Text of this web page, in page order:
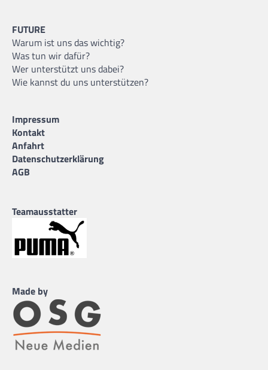
FUTURE
Warum ist uns das wichtig?
Was tun wir dafür?
Wer unterstützt uns dabei?
Wie kannst du uns unterstützen?
Impressum
Kontakt
Anfahrt
Datenschutzerklärung
AGB
Teamausstatter
Made by